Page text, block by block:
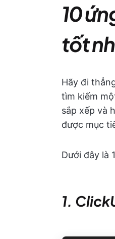
10
tốt
Hãy đi
tìm kiếm
sắp xếp và
được mục
Dưới đây là
1.